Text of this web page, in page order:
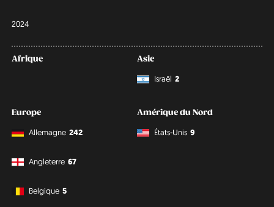
2024
Afrique
Asie
Israël 2
Europe
Allemagne 242
Angleterre 67
Belgique 5
Amérique du Nord
États-Unis 9